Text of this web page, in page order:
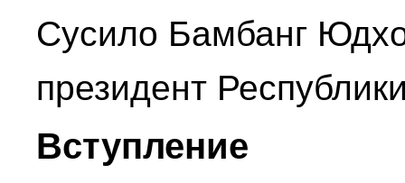
Сусило Бамбанг
президент
Вступление